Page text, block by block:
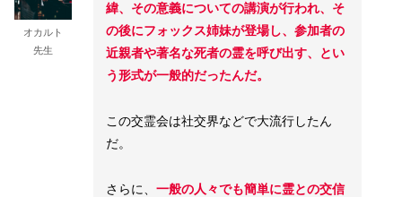
オカルト
先生
緯、その意義についての講演が行われ、そ
の後にフォックス姉妹が登場し、参加者の
近親者や著名な死者の霊を呼び出す、とい
う形式が一般的だったんだ。
この交霊会は社交界などで大流行したん
だ。
さらに、一般の人々でも簡単に霊との交信